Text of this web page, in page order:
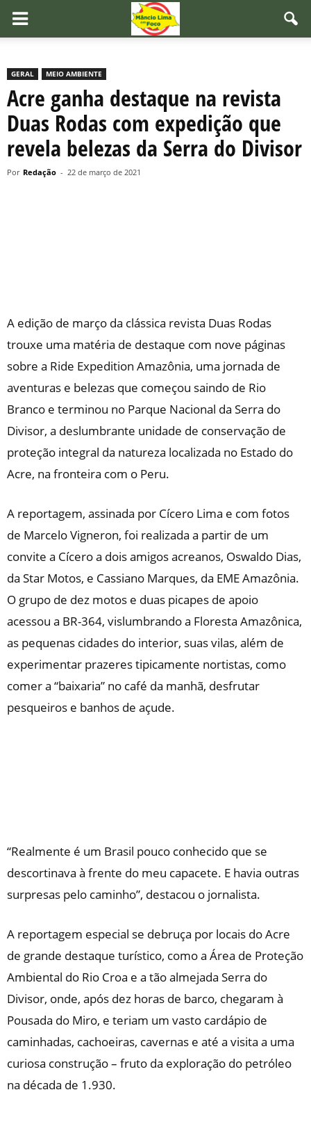
GERAL MEIO AMBIENTE
Acre ganha destaque na revista
Duas Rodas com expedição que
revela belezas da Serra do Divisor
Por Redação - 22 de março de 2021
A edição de março da clássica revista Duas Rodas
trouxe uma matéria de destaque com nove páginas
sobre a Ride Expedition Amazônia, uma jornada de
aventuras e belezas que começou saindo de Rio
Branco e terminou no Parque Nacional da Serra do
Divisor, a deslumbrante unidade de conservação de
proteção integral da natureza localizada no Estado do
Acre, na fronteira com o Peru.
A reportagem, assinada por Cícero Lima e com fotos
de Marcelo Vigneron, foi realizada a partir de um
convite a Cícero a dois amigos acreanos, Oswaldo Dias,
da Star Motos, e Cassiano Marques, da EME Amazônia.
O grupo de dez motos e duas picapes de apoio
acessou a BR-364, vislumbrando a Floresta Amazônica,
as pequenas cidades do interior, suas vilas, além de
experimentar prazeres tipicamente nortistas, como
comer a “baixaria” no café da manhã, desfrutar
pesqueiros e banhos de açude.
“Realmente é um Brasil pouco conhecido que se
descortinava à frente do meu capacete. E havia outras
surpresas pelo caminho”, destacou o jornalista.
A reportagem especial se debruça por locais do Acre
de grande destaque turístico, como a Área de Proteção
Ambiental do Rio Croa e a tão almejada Serra do
Divisor, onde, após dez horas de barco, chegaram à
Pousada do Miro, e teriam um vasto cardápio de
caminhadas, cachoeiras, cavernas e até a visita a uma
curiosa construção – fruto da exploração do petróleo
na década de 1.930.